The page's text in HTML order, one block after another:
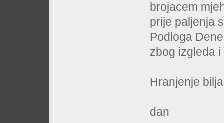
brojacem
prije paljenja
Podloga
zbog izgleda
Hranjenje
dan